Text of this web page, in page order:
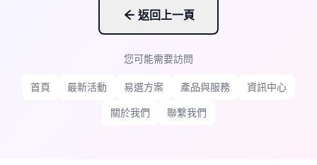
返回上一頁
您可能需要訪問
首頁 最新活動 易選方案 產品與服務
資訊中心
關於我們
聯繫我們